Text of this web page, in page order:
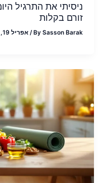
ניסיתי את התרגיל
זורם בקלות
BySasson Barak
/ אפריל 19, 2026